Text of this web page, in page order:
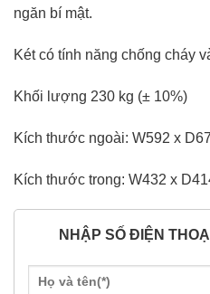
ngăn bí mật.
Két có tính năng chống cháy
Khối lượng 230 kg (± 10%)
Kích thước ngoài: W592 x
Kích thước trong: W432 x
NHẬP SỐ ĐIỆN